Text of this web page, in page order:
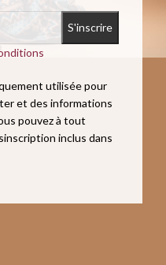
utilisée pour
et des informations
pouvez à tout
inclus dans